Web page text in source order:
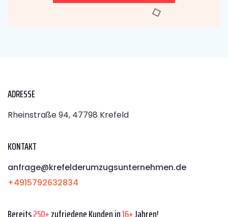
ADRESSE
Rheinstraße 94, 47798 Krefeld
KONTAKT
anfrage@krefelderumzugsunternehmen.de
+4915792632834